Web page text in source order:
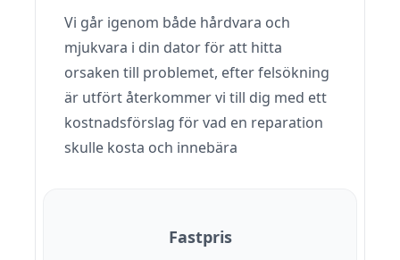
Vi går igenom både hårdvara och
mjukvara i din dator för att hitta
orsaken till problemet, efter felsökning
är utfört återkommer vi till dig med ett
kostnadsförslag för vad en reparation
skulle kosta och innebära
Fastpris